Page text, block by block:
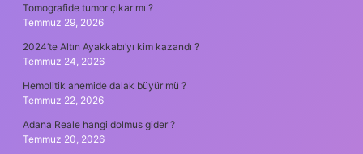
Tomografide tumor çıkar mı ?
Temmuz 29, 2026
2024’te Altın Ayakkabı’yı kim kazandı ?
Temmuz 24, 2026
Hemolitik anemide dalak büyür mü ?
Temmuz 22, 2026
Adana Reale hangi dolmus gider ?
Temmuz 20, 2026